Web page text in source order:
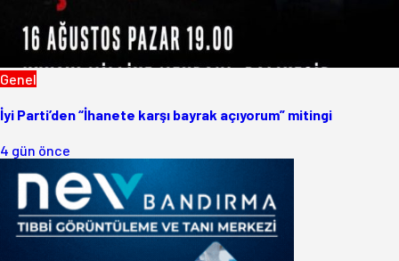
Genel
İyi Parti’den “İhanete karşı bayrak açıyorum” mitingi
4 gün önce